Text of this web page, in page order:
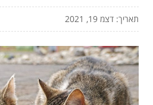
תאריך: דצמ 19, 2021